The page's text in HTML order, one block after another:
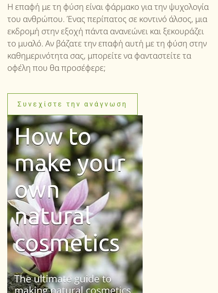
Η επαφή με τη φύση είναι φάρμακο για την ψυχολογία
του ανθρώπου. Ένας περίπατος σε κοντινό άλσος, μια
εκδρομή στην εξοχή πάντα ανανεώνει και ξεκουράζει
το μυαλό. Αν βάζατε την επαφή αυτή με τη φύση στην
καθημερινότητα σας, μπορείτε να φανταστείτε τα
οφέλη που θα προσέφερε;
Συνεχίστε την ανάγνωση